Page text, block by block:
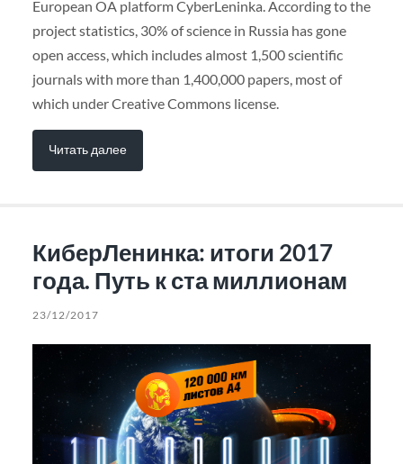
European OA platform CyberLeninka. According to the
project statistics, 30% of science in Russia has gone
open access, which includes almost 1,500 scientific
journals with more than 1,400,000 papers, most of
which under Creative Commons license.
Читать далее
КиберЛенинка: итоги 2017
года. Путь к ста миллионам
23/12/2017